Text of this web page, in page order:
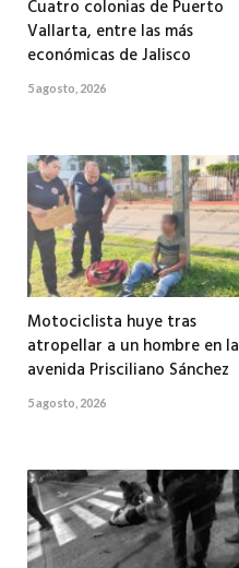
Cuatro colonias de Puerto
Vallarta, entre las más
económicas de Jalisco
5 agosto, 2026
Motociclista huye tras
atropellar a un hombre en la
avenida Prisciliano Sánchez
5 agosto, 2026